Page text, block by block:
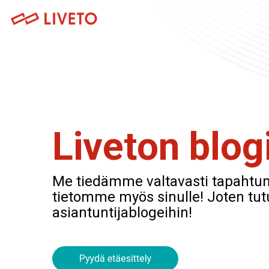
the
Kulunvalvonta
Kassajärjestelmä
Tapahtumasovellus
Webinaarialusta
Festivaaleille ja konserteille
Urheilutapahtumille
Liveton
Me tiedämme valtavasti
tietomme myös sinulle! Joten
asiantuntijablogeihin!